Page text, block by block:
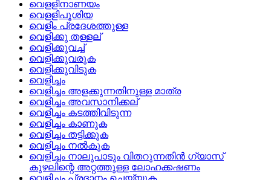
വെളളിനാണയം
വെളളിപൂശിയ
വെളിം പ്രദേശത്തുള്ള
വെളിക്കു തള്ളല്
വെളിക്കുവച്ച്
വെളിക്കുവരുക
വെളിക്കുവിടുക
വെളിച്ചം
വെളിച്ചം അളക്കുന്നതിനുള്ള മാത്ര
വെളിച്ചം അവസാനിക്കല്
വെളിച്ചം കടത്തിവിടുന്ന
വെളിച്ചം കാണുക
വെളിച്ചം തട്ടിക്കുക
വെളിച്ചം നല്‍കുക
വെളിച്ചം നാലുപാടും വിതറുന്നതിന്‍ ഗ്യാസ്‌
കുഴലിന്റെ അറ്റത്തുള്ള ലോഹക്കഷണം